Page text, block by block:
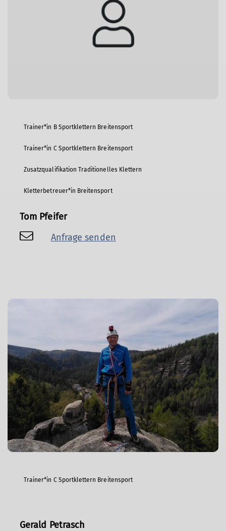
Trainer*in B Sportklettern Breitensport
Trainer*in C Sportklettern Breitensport
Zusatzqualifikation Traditionelles Klettern
Kletterbetreuer*in Breitensport
Tom Pfeifer
Anfrage senden
Trainer*in C Sportklettern Breitensport
Gerald Petrasch